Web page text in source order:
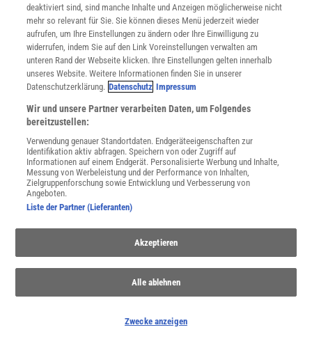
NACH OBEN
deaktiviert sind, sind manche Inhalte und Anzeigen möglicherweise nicht
mehr so relevant für Sie. Sie können dieses Menü jederzeit wieder
aufrufen, um Ihre Einstellungen zu ändern oder Ihre Einwilligung zu
widerrufen, indem Sie auf den Link Voreinstellungen verwalten am
unteren Rand der Webseite klicken. Ihre Einstellungen gelten innerhalb
unseres Website. Weitere Informationen finden Sie in unserer
Datenschutzerklärung. Datenschutz Impressum
Wir und unsere Partner verarbeiten Daten, um Folgendes
bereitzustellen:
Verwendung genauer Standortdaten. Endgeräteeigenschaften zur
Identifikation aktiv abfragen. Speichern von oder Zugriff auf
Informationen auf einem Endgerät. Personalisierte Werbung und Inhalte,
Messung von Werbeleistung und der Performance von Inhalten,
Zielgruppenforschung sowie Entwicklung und Verbesserung von
Angeboten.
Liste der Partner (Lieferanten)
Akzeptieren
Alle ablehnen
Zwecke anzeigen